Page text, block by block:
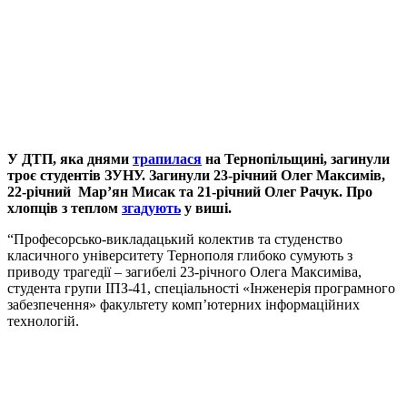
У ДТП, яка днями трапилася на Тернопільщині, загинули
троє студентів ЗУНУ. Загинули 23-річний Олег Максимів,
22-річний Мар’ян Мисак та 21-річний Олег Рачук. Про
хлопців з теплом згадують у виші.
“Професорсько-викладацький колектив та студенство
класичного університету Тернополя глибоко сумують з
приводу трагедії – загибелі 23-річного Олега Максиміва,
студента групи ІПЗ-41, спеціальності «Інженерія програмного
забезпечення» факультету комп’ютерних інформаційних
технологій.